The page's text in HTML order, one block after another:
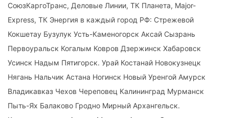
СоюзКаргоТранс, Деловые Линии, ТК Планета, Major-
Express, ТК Энергия в каждый город РФ: Стрежевой
Кокшетау Бузулук Усть-Каменогорск Аксай Сызрань
Первоуральск Когалым Ковров Дзержинск Хабаровск
Усинск Надым Пятигорск. Урай Костанай Новокузнецк
Нягань Нальчик Астана Ногинск Новый Уренгой Амурск
Владикавказ Чехов Череповец Калининград Мурманск
Пыть-Ях Балаково Гродно Мирный Архангельск.